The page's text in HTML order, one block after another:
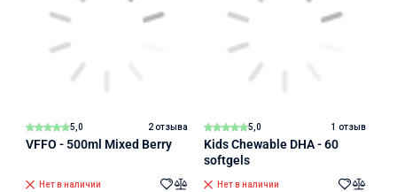
5,0 2 отзыва
VFFO - 500ml Mixed Berry
Нет в наличии
5,0 1 отзыв
Kids Chewable DHA - 60
softgels
Нет в наличии